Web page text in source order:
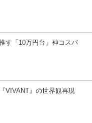
す「10万円台」神コスパ
VIVANT』の世界観再現